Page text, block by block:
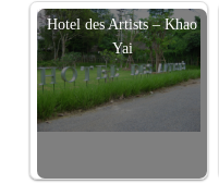
Hotel des Artists – Khao
Yai